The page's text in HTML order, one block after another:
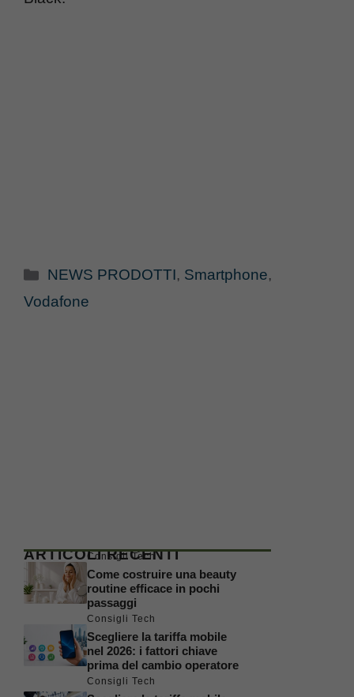
Categorie
NEWS PRODOTTI, Smartphone,
Vodafone
ARTICOLI RECENTI
Consigli Tech
Come costruire una beauty
routine efficace in pochi
passaggi
Consigli Tech
Scegliere la tariffa mobile
nel 2026: i fattori chiave
prima del cambio operatore
Consigli Tech